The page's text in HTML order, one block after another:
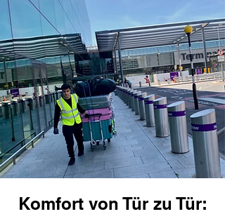
Komfort von Tür zu Tür: